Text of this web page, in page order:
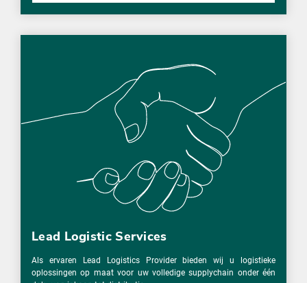
Lead Logistic Services
Als ervaren Lead Logistics Provider bieden wij u logistieke
oplossingen op maat voor uw volledige supplychain onder één